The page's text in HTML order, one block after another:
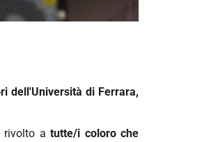
dell'Università di Ferrara,
atutte/i coloro che